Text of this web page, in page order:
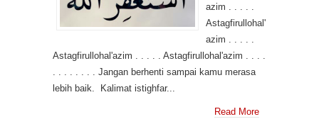
azim . . . . .
Astagfirullohal'
azim . . . . .
Astagfirullohal'azim . . . . . Astagfirullohal'azim . . . .
. . . . . . . . Jangan berhenti sampai kamu merasa
lebih baik. Kalimat istighfar...
Read More